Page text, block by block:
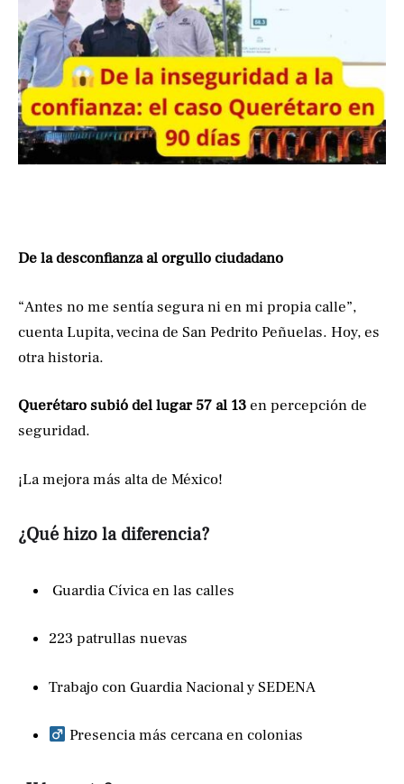
De la desconfianza al orgullo ciudadano
“Antes no me sentía segura ni en mi propia calle”,
cuenta Lupita, vecina de San Pedrito Peñuelas. Hoy, es
otra historia.
Querétaro subió del lugar 57 al 13en percepción de
seguridad.
¡La mejora más alta de México!
¿Qué hizo la diferencia?
️ Guardia Cívica en las calles
223 patrullas nuevas
Trabajo con Guardia Nacional y SEDENA
Presencia más cercana en colonias